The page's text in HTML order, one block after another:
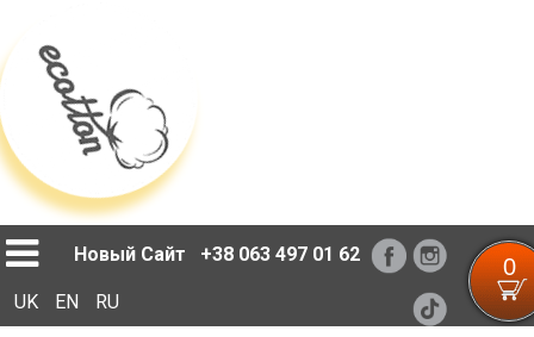
Новый Сайт +38 063 497 01 62 0
UK EN RU